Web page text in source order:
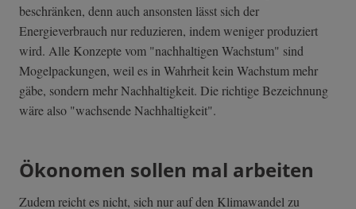
beschränken, denn auch ansonsten lässt sich der
Energieverbrauch nur reduzieren, indem weniger produziert
wird. Alle Konzepte vom "nachhaltigen Wachstum" sind
Mogelpackungen, weil es in Wahrheit kein Wachstum mehr
gäbe, sondern mehr Nachhaltigkeit. Die richtige Bezeichnung
wäre also "wachsende Nachhaltigkeit".
Ökonomen sollen mal arbeiten
Zudem reicht es nicht, sich nur auf den Klimawandel zu